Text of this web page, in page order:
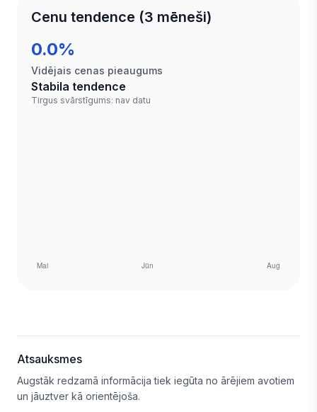
Cenu tendence (3 mēneši)
0.0%
Vidējais cenas pieaugums
Stabila tendence
Tirgus svārstīgums: nav datu
Atsauksmes
Augstāk redzamā informācija tiek iegūta no ārējiem avotiem
un jāuztver kā orientējoša.